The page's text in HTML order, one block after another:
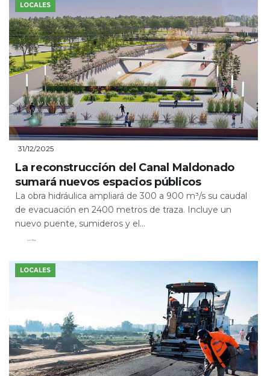
LOCALES
31/12/2025
La reconstrucción del Canal Maldonado
sumará nuevos espacios públicos
La obra hidráulica ampliará de 300 a 900 m³/s su caudal
de evacuación en 2400 metros de traza. Incluye un
nuevo puente, sumideros y el...
Leer Más
LOCALES